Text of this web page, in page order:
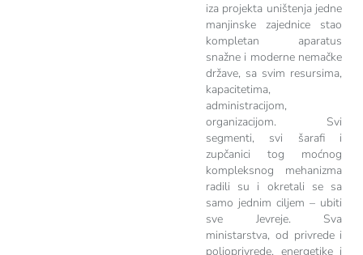
iza projekta uništenja jedne
manjinske zajednice stao
kompletan aparatus
snažne i moderne nemačke
države, sa svim resursima,
kapacitetima,
administracijom,
organizacijom. Svi
segmenti, svi šarafi i
zupčanici tog moćnog
kompleksnog mehanizma
radili su i okretali se sa
samo jednim ciljem – ubiti
sve Jevreje. Sva
ministarstva, od privrede i
poljoprivrede, energetike i